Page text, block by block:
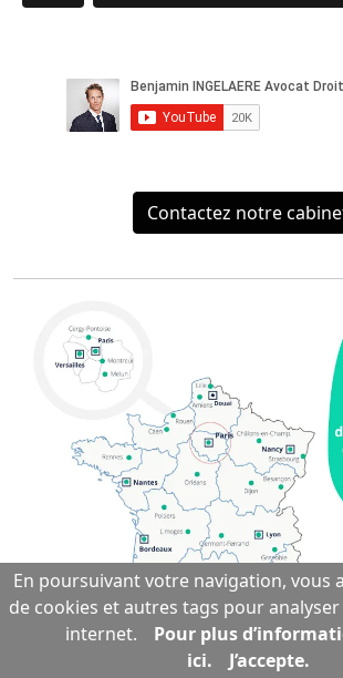
Contactez notre
En poursuivant votre navigation, vous
de cookies et autres tags pour analyser
internet.
Pour plus
ici.
J’accepte.